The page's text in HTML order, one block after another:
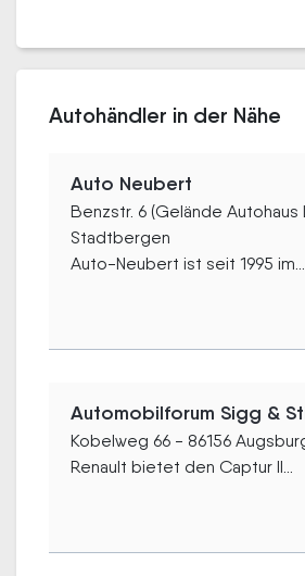
Autohändler in der Nähe
Auto Neubert
Benzstr. 6 (Gelände Autohaus
Stadtbergen
Auto-Neubert ist seit 1995 im...
Automobilforum Sigg &
Kobelweg 66 - 86156
Renault bietet den Captur II...